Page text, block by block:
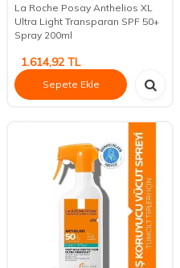
La Roche Posay Anthelios XL
Ultra Light Transparan SPF 50+
Spray 200ml
1.614,92 TL
Sepete Ekle